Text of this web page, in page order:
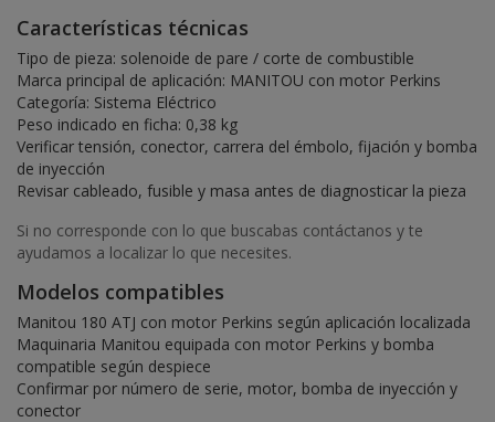
Características técnicas
Tipo de pieza: solenoide de pare / corte de combustible
Marca principal de aplicación: MANITOU con motor Perkins
Categoría: Sistema Eléctrico
Peso indicado en ficha: 0,38 kg
Verificar tensión, conector, carrera del émbolo, fijación y bomba
de inyección
Revisar cableado, fusible y masa antes de diagnosticar la pieza
Si no corresponde con lo que buscabas contáctanos y te
ayudamos a localizar lo que necesites.
Modelos compatibles
Manitou 180 ATJ con motor Perkins según aplicación localizada
Maquinaria Manitou equipada con motor Perkins y bomba
compatible según despiece
Confirmar por número de serie, motor, bomba de inyección y
conector